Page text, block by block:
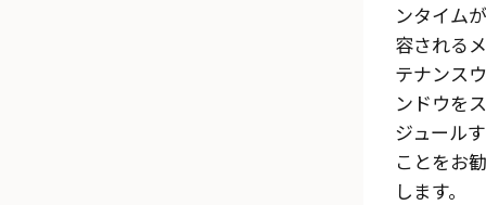
ンタイム
容される
テナンス
ンドウを
ジュール
ことをお
します。